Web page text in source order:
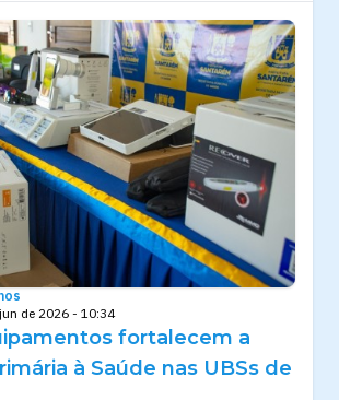
de 2026 - 10:34
fortalecem a
à Saúde nas UBSs de